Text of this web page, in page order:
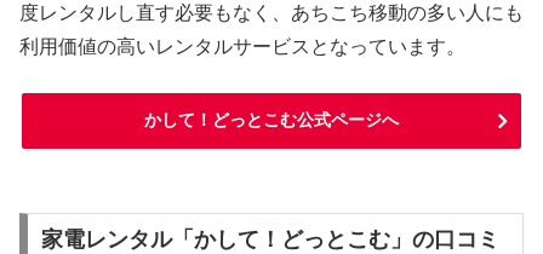
度レンタルし直す必要もなく、あちこち移動の多い人にも
利用価値の高いレンタルサービスとなっています。
かして！どっとこむ公式ページへ
家電レンタル「かして！どっとこむ」の口コミ